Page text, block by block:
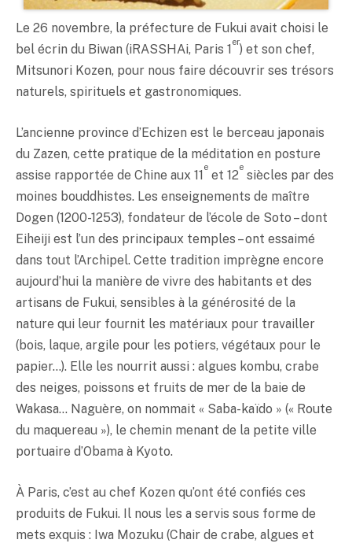
Le 26 novembre, la préfecture de Fukui avait choisi le
bel écrin du Biwan (iRASSHAi, Paris 1
er
) et son chef,
Mitsunori Kozen, pour nous faire découvrir ses trésors
naturels, spirituels et gastronomiques.
L’ancienne province d’Echizen est le berceau japonais
du Zazen, cette pratique de la méditation en posture
assise rapportée de Chine aux 11
e
et 12
e
siècles par des
moines bouddhistes. Les enseignements de maître
Dogen (1200-1253), fondateur de l’école de Soto – dont
Eiheiji est l’un des principaux temples – ont essaimé
dans tout l’Archipel. Cette tradition imprègne encore
aujourd’hui la manière de vivre des habitants et des
artisans de Fukui, sensibles à la générosité de la
nature qui leur fournit les matériaux pour travailler
(bois, laque, argile pour les potiers, végétaux pour le
papier…). Elle les nourrit aussi : algues kombu, crabe
des neiges, poissons et fruits de mer de la baie de
Wakasa… Naguère, on nommait « Saba-kaïdo » (« Route
du maquereau »), le chemin menant de la petite ville
portuaire d’Obama à Kyoto.
À Paris, c’est au chef Kozen qu’ont été confiés ces
produits de Fukui. Il nous les a servis sous forme de
mets exquis : Iwa Mozuku (Chair de crabe, algues et